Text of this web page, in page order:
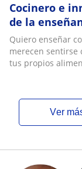
Cocinero e
de la
joven y el
Quiero enseñar
merecen sentirse
tus propios
ver